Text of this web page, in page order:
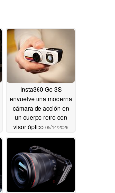
Insta360 Go 3S
envuelve una moderna
cámara de acción en
un cuerpo retro con
visor óptico 05/14/2026